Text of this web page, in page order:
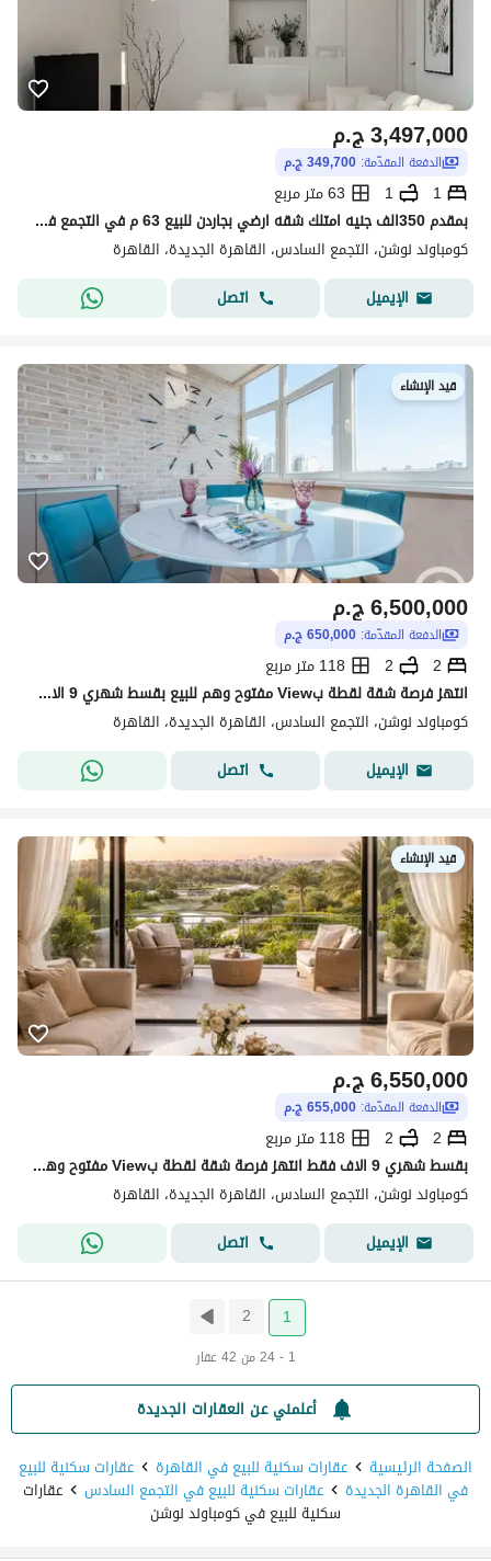
ج.م3,497,000
الدفعة المقدّمة: 349,700 ج.م
1
1
63 متر مربع
بمقدم 350الف جنيه امتلك شقه ارضي بجاردن للبيع 63 م في التجمع في كمبوند نوشن بجوار الجامعه الامريكيه بالقسيط على 10 سنوات بدون فوائد
كومباوند نوشن، التجمع السادس، القاهرة الجديدة، القاهرة
الإيميل
اتصل
قيد الإنشاء
ج.م6,500,000
الدفعة المقدّمة: 650,000 ج.م
2
2
118 متر مربع
انتهز فرصة شقة لقطة بView مفتوح وهم للبيع بقسط شهري 9 الاف بس في ارقى كمبوند في التجمع
كومباوند نوشن، التجمع السادس، القاهرة الجديدة، القاهرة
الإيميل
اتصل
قيد الإنشاء
ج.م6,550,000
الدفعة المقدّمة: 655,000 ج.م
2
2
118 متر مربع
بقسط شهري 9 الاف فقط انتهز فرصة شقة لقطة بView مفتوح وهم للبيع بسعر مش هيتكرر في ارقى كمبوند في التجمع
كومباوند نوشن، التجمع السادس، القاهرة الجديدة، القاهرة
الإيميل
اتصل
1
2
1 - 24 من 42 عقار
أعلمني عن العقارات الجديدة
الصفحة الرئيسية
عقارات سكنية للبيع في القاهرة عقارات سكنية للبيع
في القاهرة الجديدة عقارات سكنية للبيع في التجمع السادس عقارات
سكنية للبيع في كومباوند نوشن